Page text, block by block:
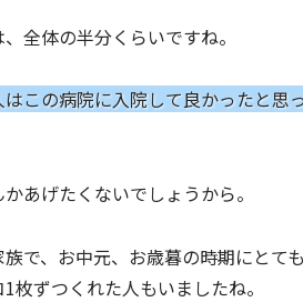
全体の半分くらいですね。
はこの病院に入院して良かったと思
あげたくないでしょうから。
で、お中元、お歳暮の時期にとて
枚ずつくれた人もいましたね。